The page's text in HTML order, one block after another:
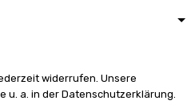
widerrufen. Unsere
u. a. in der Datenschutzerklärung.